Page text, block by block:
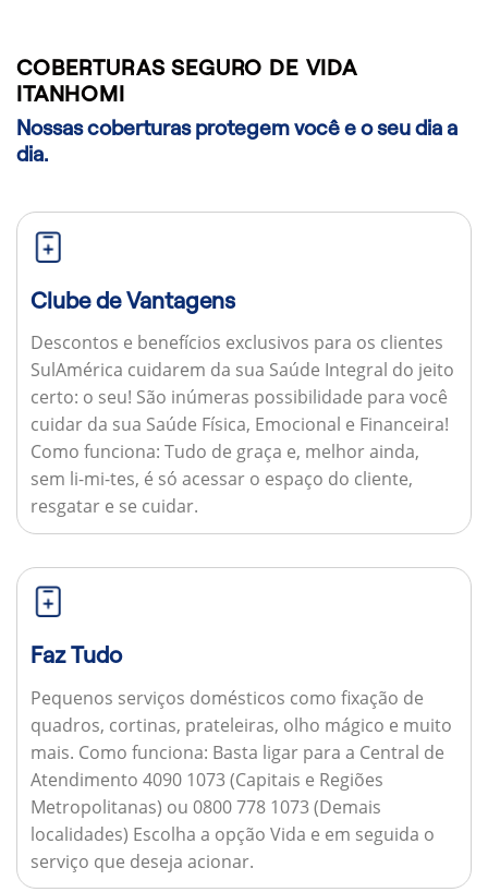
COBERTURAS SEGURO DE VIDA
ITANHOMI
Nossas coberturas protegem você e o seu dia a
dia.
Clube de Vantagens
Descontos e benefícios exclusivos para os clientes
SulAmérica cuidarem da sua Saúde Integral do jeito
certo: o seu! São inúmeras possibilidade para você
cuidar da sua Saúde Física, Emocional e Financeira!
Como funciona: Tudo de graça e, melhor ainda,
sem li-mi-tes, é só acessar o espaço do cliente,
resgatar e se cuidar.
Faz Tudo
Pequenos serviços domésticos como fixação de
quadros, cortinas, prateleiras, olho mágico e muito
mais. Como funciona: Basta ligar para a Central de
Atendimento 4090 1073 (Capitais e Regiões
Metropolitanas) ou 0800 778 1073 (Demais
localidades) Escolha a opção Vida e em seguida o
serviço que deseja acionar.